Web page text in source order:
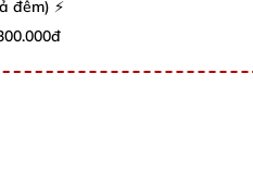
đêm) ⚡